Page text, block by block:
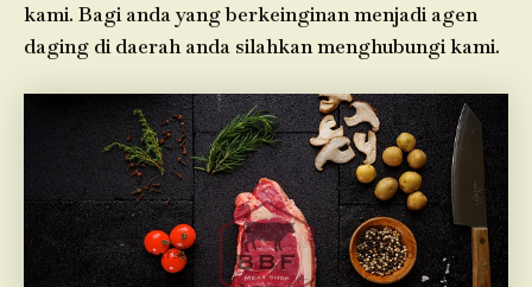
kami. Bagi anda yang berkeinginan menjadi agen
daging di daerah anda silahkan menghubungi kami.